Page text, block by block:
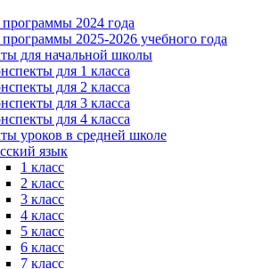
2024 года
2025-2026 учебного года
для начальной школы
для 1 класса
для 2 класса
для 3 класса
для 4 класса
уроков в средней школе
язык
1 класс
2 класс
3 класс
4 класс
5 класс
6 класс
7 класс